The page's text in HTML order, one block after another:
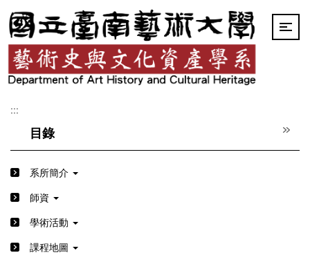
跳
到
主
要
內
容
:::
目錄
系所簡介
師資
學術活動
課程地圖